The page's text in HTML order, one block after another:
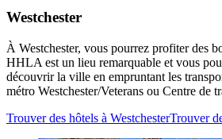
Westchester
À Westchester, vous pourrez profiter des
HHLA est un lieu remarquable et vous
découvrir la ville en empruntant les
métro Westchester/Veterans ou Centre de
Trouver des hôtels à WestchesterTrouver